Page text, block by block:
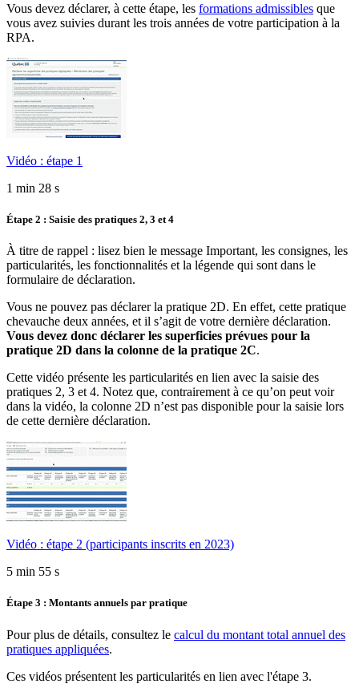
Vous devez déclarer, à cette étape, les formations admissibles que
vous avez suivies durant les trois années de votre participation à la
RPA.
Vidéo : étape 1
1 min 28 s
Étape 2 : Saisie des pratiques 2, 3 et 4
À titre de rappel : lisez bien le message Important, les consignes, les
particularités, les fonctionnalités et la légende qui sont dans le
formulaire de déclaration.
Vous ne pouvez pas déclarer la pratique 2D. En effet, cette pratique
chevauche deux années, et il s’agit de votre dernière déclaration.
Vous devez donc déclarer les superficies prévues pour la
pratique 2D dans la colonne de la pratique 2C.
Cette vidéo présente les particularités en lien avec la saisie des
pratiques 2, 3 et 4. Notez que, contrairement à ce qu’on peut voir
dans la vidéo, la colonne 2D n’est pas disponible pour la saisie lors
de cette dernière déclaration.
Vidéo : étape 2 (participants inscrits en 2023)
5 min 55 s
Étape 3 : Montants annuels par pratique
Pour plus de détails, consultez le calcul du montant total annuel des
pratiques appliquées.
Ces vidéos présentent les particularités en lien avec l'étape 3.